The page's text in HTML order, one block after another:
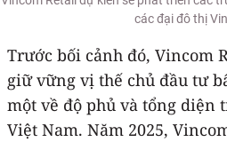
các đại đô thị
Trước bối cảnh đó, Vincom
giữ vững vị thế chủ đầu tư
một về độ phủ và tổng diện
Việt Nam. Năm 2025,